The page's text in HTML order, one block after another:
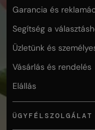
Garancia és
Segítség a
Üzletünk és
Vásárlás és rendelés
Elállás
ÜGYFÉLSZOLGÁLAT